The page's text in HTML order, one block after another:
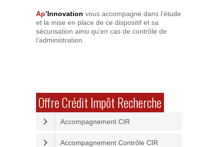
Ap’Innovation vous accompagne dans l’étude
et la mise en place de ce dispositif et sa
sécurisation ainsi qu’en cas de contrôle de
l’administration.
Offre Crédit Impôt Recherche
Accompagnement CIR
Accompagnement Contrôle CIR